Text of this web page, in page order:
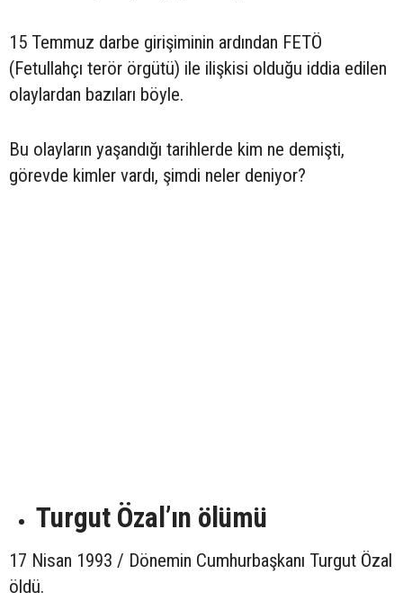
15 Temmuz darbe girişiminin ardından FETÖ
(Fetullahçı terör örgütü) ile ilişkisi olduğu iddia edilen
olaylardan bazıları böyle.
Bu olayların yaşandığı tarihlerde kim ne demişti,
görevde kimler vardı, şimdi neler deniyor?
Turgut Özal’ın ölümü
17 Nisan 1993 / Dönemin Cumhurbaşkanı Turgut Özal
öldü.